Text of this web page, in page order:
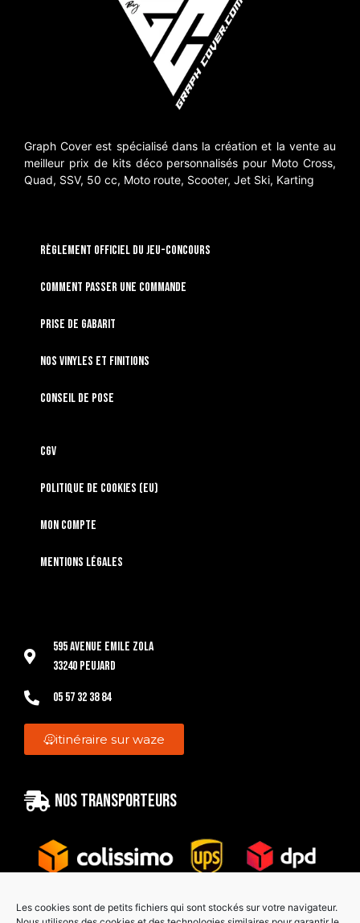
Les cookies sont de petits fichiers qui sont stockés sur votre navigateur.
Graph Cover est spécialisé dans la création et la vente au
meilleur prix de kits déco personnalisés pour Moto Cross,
Quad, SSV, 50 cc, Moto route, Scooter, Jet Ski, Karting
RÈGLEMENT OFFICIEL DU JEU-CONCOURS
Comment passer une commande
Prise de gabarit
Nos vinyles et finitions
Conseil de pose
CGV
Politique de cookies (EU)
Mon compte
Mentions légales
595 Avenue Emile Zola
33240 Peujard
05 57 32 38 84
itinéraire sur waze
Nos transporteurs